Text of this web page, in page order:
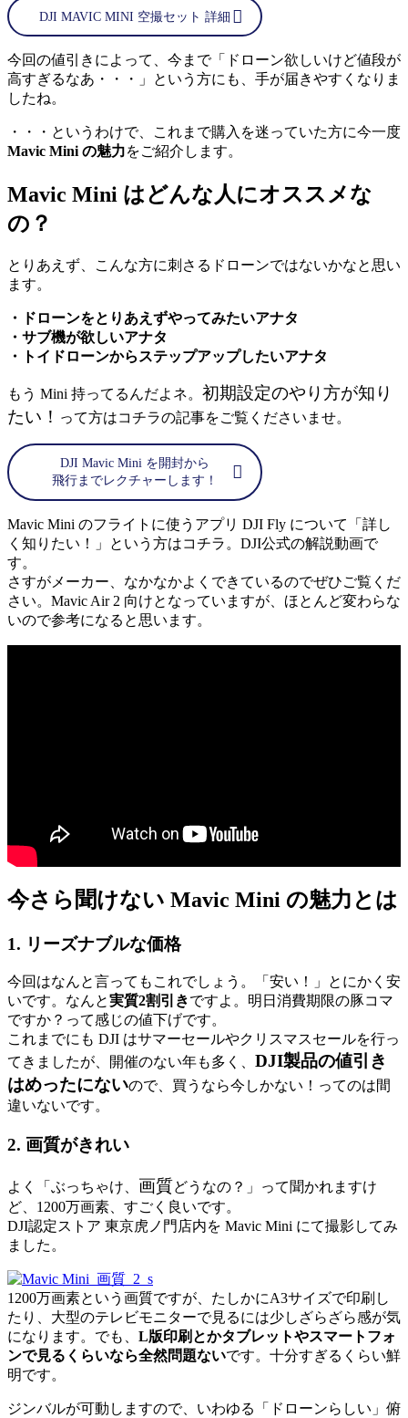
DJI MAVIC MINI 空撮セット 詳細
今回の値引きによって、今まで「ドローン欲しいけど値段が
高すぎるなあ・・・」という方にも、手が届きやすくなりま
したね。
・・・というわけで、これまで購入を迷っていた方に今一度
Mavic Mini の魅力をご紹介します。
Mavic Mini はどんな人にオススメな
の？
とりあえず、こんな方に刺さるドローンではないかなと思い
ます。
・ドローンをとりあえずやってみたいアナタ
・サブ機が欲しいアナタ
・トイドローンからステップアップしたいアナタ
もう Mini 持ってるんだよネ。 初期設定のやり方が知り
たい！ って方はコチラの記事をご覧くださいませ。
DJI Mavic Mini を開封から
飛行までレクチャーします！
Mavic Mini のフライトに使うアプリ DJI Fly について「詳し
く知りたい！」という方はコチラ。DJI公式の解説動画で
す。
さすがメーカー、なかなかよくできているのでぜひご覧くだ
さい。Mavic Air 2 向けとなっていますが、ほとんど変わらな
いので参考になると思います。
今さら聞けない Mavic Mini の魅力とは
1. リーズナブルな価格
今回はなんと言ってもこれでしょう。「安い！」とにかく安
いです。なんと実質2割引きですよ。明日消費期限の豚コマ
ですか？って感じの値下げです。
これまでにも DJI はサマーセールやクリスマスセールを行っ
てきましたが、開催のない年も多く、 DJI製品の値引き
はめったにないので、買うなら今しかない！ってのは間
違いないです。
2. 画質がきれい
よく「ぶっちゃけ、 画質どうなの？」って聞かれますけ
ど、1200万画素、すごく良いです。
DJI認定ストア 東京虎ノ門店内を Mavic Mini にて撮影してみ
ました。
1200万画素という画質ですが、たしかにA3サイズで印刷し
たり、大型のテレビモニターで見るには少しざらざら感が気
になります。でも、 L版印刷とかタブレットやスマートフォ
ンで見るくらいなら全然問題ないです。十分すぎるくらい鮮
明です。
ジンバルが可動しますので、いわゆる「ドローンらしい」俯